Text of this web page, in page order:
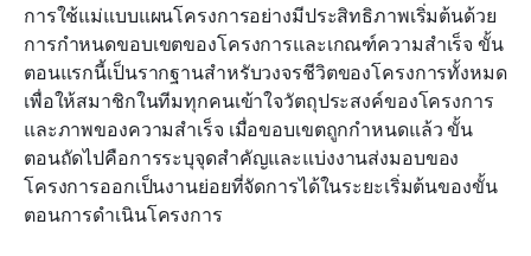
การใช้แม่แบบแผนโครงการอย่างมีประสิทธิภาพเริ่มต้นด้วย
การกำหนดขอบเขตของโครงการและเกณฑ์ความสำเร็จ ขั้น
ตอนแรกนี้เป็นรากฐานสำหรับวงจรชีวิตของโครงการทั้งหมด
เพื่อให้สมาชิกในทีมทุกคนเข้าใจวัตถุประสงค์ของโครงการ
และภาพของความสำเร็จ เมื่อขอบเขตถูกกำหนดแล้ว ขั้น
ตอนถัดไปคือการระบุจุดสำคัญและแบ่งงานส่งมอบของ
โครงการออกเป็นงานย่อยที่จัดการได้ในระยะเริ่มต้นของขั้น
ตอนการดำเนินโครงการ